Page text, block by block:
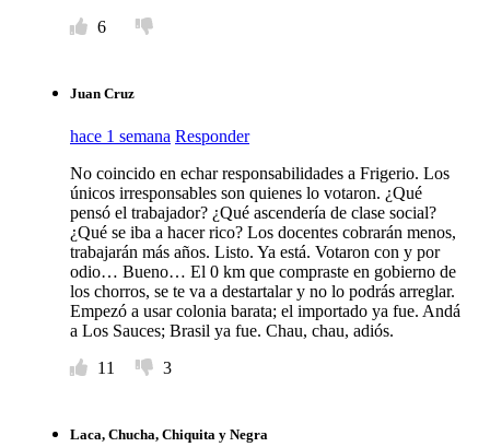
6
Juan Cruz
hace 1 semana Responder
No coincido en echar responsabilidades a Frigerio. Los
únicos irresponsables son quienes lo votaron. ¿Qué
pensó el trabajador? ¿Qué ascendería de clase social?
¿Qué se iba a hacer rico? Los docentes cobrarán menos,
trabajarán más años. Listo. Ya está. Votaron con y por
odio… Bueno… El 0 km que compraste en gobierno de
los chorros, se te va a destartalar y no lo podrás arreglar.
Empezó a usar colonia barata; el importado ya fue. Andá
a Los Sauces; Brasil ya fue. Chau, chau, adiós.
11
3
Laca, Chucha, Chiquita y Negra